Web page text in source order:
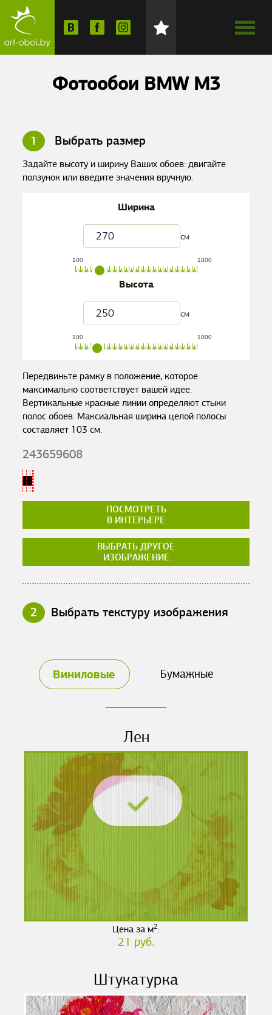
Фотообои BMW M3
1 Выбрать размер
Задайте высоту и ширину Ваших обоев: двигайте
ползунок или введите значения вручную.
Ширина
см
100 1000
Высота
см
100 1000
Передвиньте рамку в положение, которое
максимально соответствует вашей идее.
Вертикальные красные линии определяют стыки
полос обоев. Максиальная ширина целой полосы
составляет 103 см.
243659608
ПОСМОТРЕТЬ
В ИНТЕРЬЕРЕ
ВЫБРАТЬ ДРУГОЕ
ИЗОБРАЖЕНИЕ
2 Выбрать текстуру изображения
Виниловые Бумажные
Лен
Цена за м2:
21 руб.
Штукатурка